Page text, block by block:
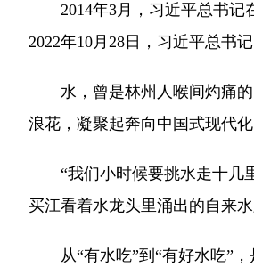
2014年3月，习近平总书记在
2022年10月28日，习近平总书
水，曾是林州人喉间灼痛的
浪花，凝聚起奔向中国式现代化
“我们小时候要挑水走十几里
买江看着水龙头里涌出的自来水
从“有水吃”到“有好水吃”，